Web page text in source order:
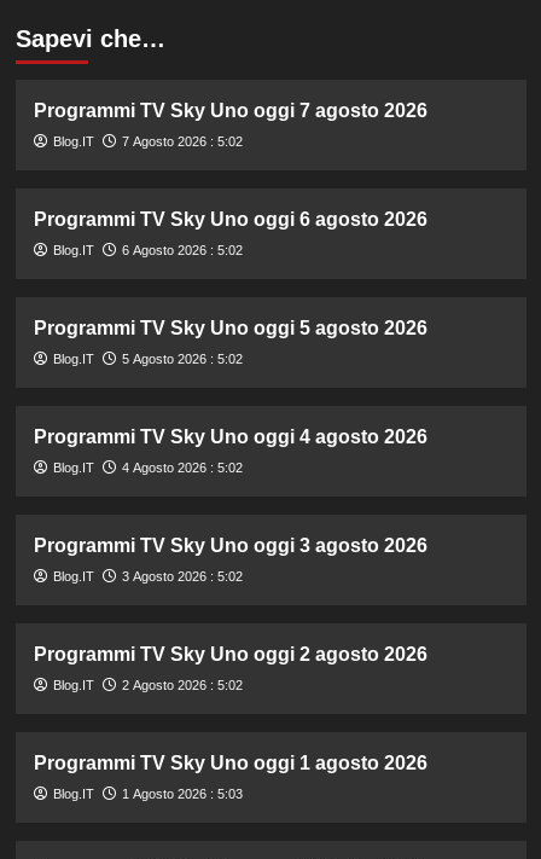
Sapevi che…
Programmi TV Sky Uno oggi 7 agosto 2026
Blog.IT 7 Agosto 2026 : 5:02
Programmi TV Sky Uno oggi 6 agosto 2026
Blog.IT 6 Agosto 2026 : 5:02
Programmi TV Sky Uno oggi 5 agosto 2026
Blog.IT 5 Agosto 2026 : 5:02
Programmi TV Sky Uno oggi 4 agosto 2026
Blog.IT 4 Agosto 2026 : 5:02
Programmi TV Sky Uno oggi 3 agosto 2026
Blog.IT 3 Agosto 2026 : 5:02
Programmi TV Sky Uno oggi 2 agosto 2026
Blog.IT 2 Agosto 2026 : 5:02
Programmi TV Sky Uno oggi 1 agosto 2026
Blog.IT 1 Agosto 2026 : 5:03